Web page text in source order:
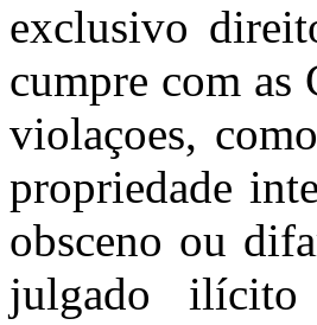
exclusivo
cumpre com as
violaçoes,
propriedade
obsceno ou
julgado